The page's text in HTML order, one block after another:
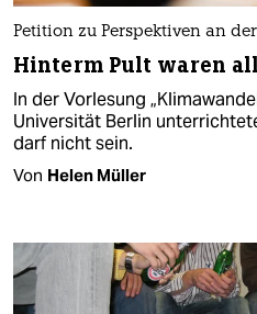
Petition zu Perspektiven an
Hinterm Pult waren
In der Vorlesung
Universität Berlin
darf nicht sein.
Von Helen Müller